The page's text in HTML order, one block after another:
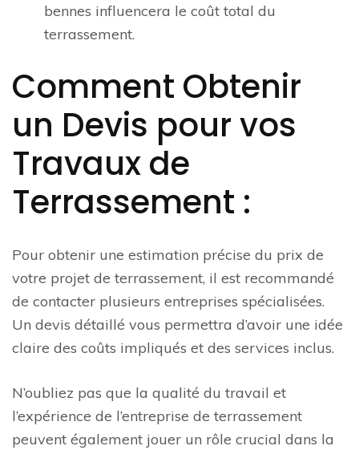
bennes influencera le coût total du
terrassement.
Comment Obtenir
un Devis pour vos
Travaux de
Terrassement :
Pour obtenir une estimation précise du prix de
votre projet de terrassement, il est recommandé
de contacter plusieurs entreprises spécialisées.
Un devis détaillé vous permettra d’avoir une idée
claire des coûts impliqués et des services inclus.
N’oubliez pas que la qualité du travail et
l’expérience de l’entreprise de terrassement
peuvent également jouer un rôle crucial dans la